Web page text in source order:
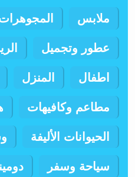
ملابس
عطور وتجميل
اطفال المنزل
مطاعم وكافيهات
الحيوانات الأليفة
سياحة وسفر